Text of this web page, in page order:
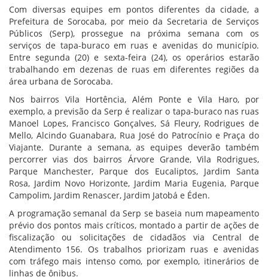
Com diversas equipes em pontos diferentes da cidade, a
Prefeitura de Sorocaba, por meio da Secretaria de Serviços
Públicos (Serp), prossegue na próxima semana com os
serviços de tapa-buraco em ruas e avenidas do município.
Entre segunda (20) e sexta-feira (24), os operários estarão
trabalhando em dezenas de ruas em diferentes regiões da
área urbana de Sorocaba.
Nos bairros Vila Hortência, Além Ponte e Vila Haro, por
exemplo, a previsão da Serp é realizar o tapa-buraco nas ruas
Manoel Lopes, Francisco Gonçalves, Sá Fleury, Rodrigues de
Mello, Alcindo Guanabara, Rua José do Patrocínio e Praça do
Viajante. Durante a semana, as equipes deverão também
percorrer vias dos bairros Árvore Grande, Vila Rodrigues,
Parque Manchester, Parque dos Eucaliptos, Jardim Santa
Rosa, Jardim Novo Horizonte, Jardim Maria Eugenia, Parque
Campolim, Jardim Renascer, Jardim Jatobá e Éden.
A programação semanal da Serp se baseia num mapeamento
prévio dos pontos mais críticos, montado a partir de ações de
fiscalização ou solicitações de cidadãos via Central de
Atendimento 156. Os trabalhos priorizam ruas e avenidas
com tráfego mais intenso como, por exemplo, itinerários de
linhas de ônibus.